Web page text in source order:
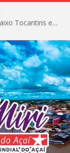
Igarapé-Miri conquista o melhor IDEB do Baixo Tocantins e avança na qualidade da educação pública